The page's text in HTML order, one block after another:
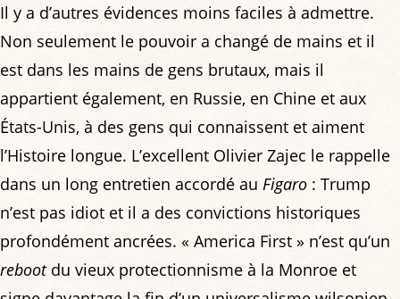
Il y a d’autres évidences moins faciles à admettre.
Non seulement le pouvoir a changé de mains et il
est dans les mains de gens brutaux, mais il
appartient également, en Russie, en Chine et aux
États-Unis, à des gens qui connaissent et aiment
l’Histoire longue. L’excellent Olivier Zajec le rappelle
dans un long entretien accordé au Figaro : Trump
n’est pas idiot et il a des convictions historiques
profondément ancrées. « America First » n’est qu’un
rebootdu vieux protectionnisme à la Monroe et